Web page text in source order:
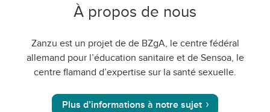
À propos de nous
Zanzu est un projet de de BZgA, le centre fédéral
allemand pour l’éducation sanitaire et de Sensoa, le
centre flamand d’expertise sur la santé sexuelle.
Plus d’informations à notre sujet